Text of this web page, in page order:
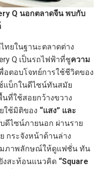
Q นอกตลาดจีน พบกับ
ไทยในฐานะตลาดต่าง
Q เป็นรถไฟฟ้าที่ชูความ
อตอบโจทย์การใช้ชีวิตของ
แบ็กในดีไซน์ทันสมัย
ที่ใช้สอยกว้างขวาง
ใช้มิติของ “แสง” และ
ดีไซน์ภายนอก ผ่านราย
กระจังหน้าด้านล่าง
มภาพลักษณ์ให้ดูแฟชั่น ทัน
งสะท้อนแนวคิด “Square